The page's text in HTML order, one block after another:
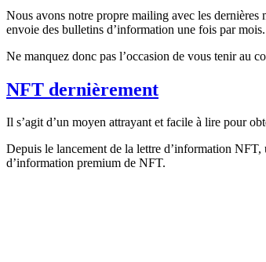
Nous avons notre propre mailing avec les
envoie des bulletins d’information une fois par mois.
Ne manquez donc pas l’occasion de vous tenir au
NFT dernièrement
Il s’agit d’un moyen attrayant et facile à lire pour
Depuis le lancement de la lettre d’information NFT,
d’information premium de NFT.